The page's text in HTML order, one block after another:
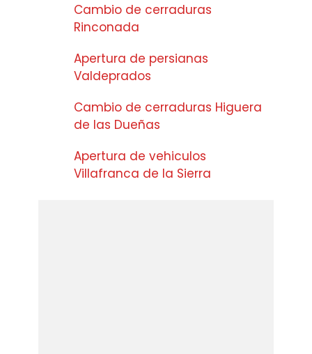
Cambio de cerraduras
Rinconada
Apertura de persianas
Valdeprados
Cambio de cerraduras Higuera
de las Dueñas
Apertura de vehiculos
Villafranca de la Sierra